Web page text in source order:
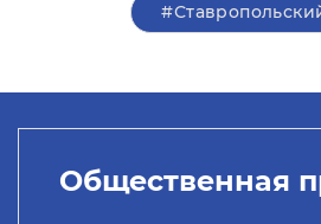
Общественная